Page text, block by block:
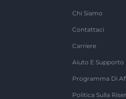
Chi Siamo
Contattaci
Carriere
Aiuto E Supporto
Programma Di
Politica Sulla